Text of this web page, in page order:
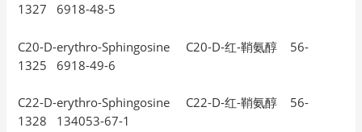
1327 6918-48-5
C20-D-erythro-Sphingosine C20-D-红-鞘氨醇 56-
1325 6918-49-6
C22-D-erythro-Sphingosine C22-D-红-鞘氨醇 56-
1328 134053-67-1